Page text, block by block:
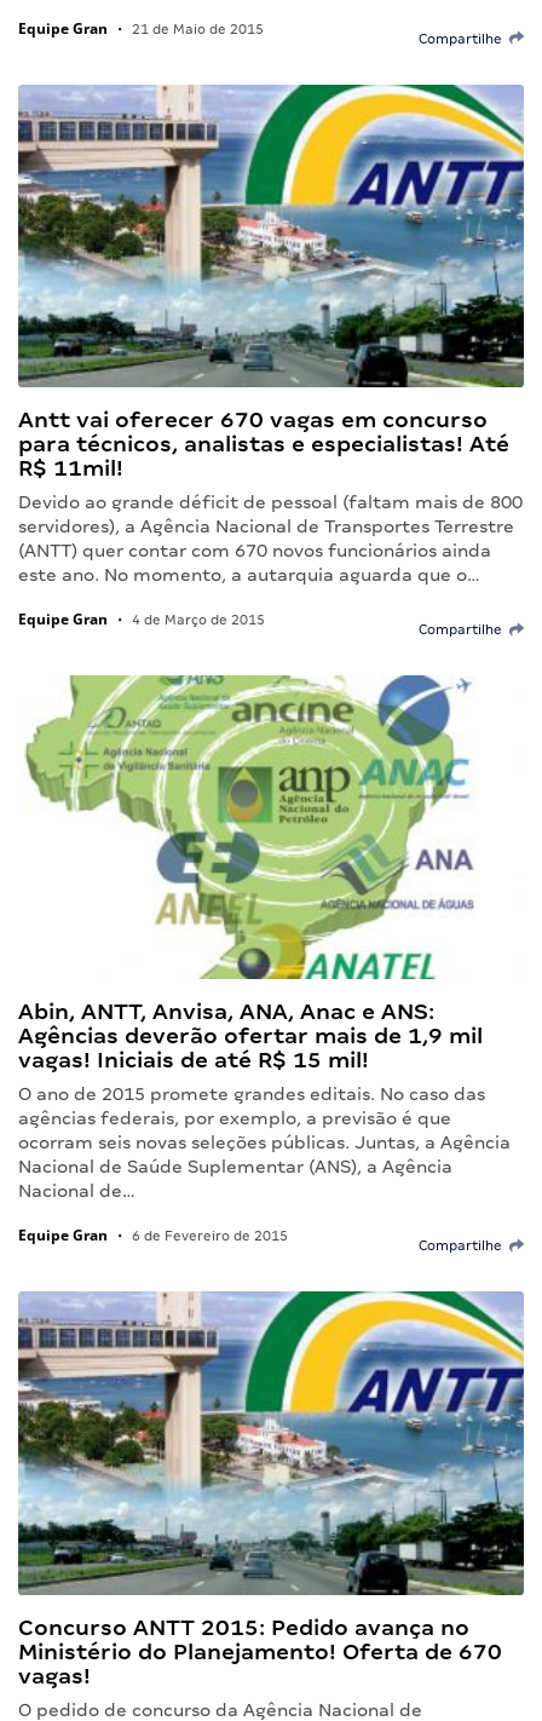
Equipe Gran • 21 de Maio de 2015
Compartilhe
Antt vai oferecer 670 vagas em concurso
para técnicos, analistas e especialistas! Até
R$ 11mil!
Devido ao grande déficit de pessoal (faltam mais de 800
servidores), a Agência Nacional de Transportes Terrestre
(ANTT) quer contar com 670 novos funcionários ainda
este ano. No momento, a autarquia aguarda que o…
Equipe Gran • 4 de Março de 2015
Compartilhe
Abin, ANTT, Anvisa, ANA, Anac e ANS:
Agências deverão ofertar mais de 1,9 mil
vagas! Iniciais de até R$ 15 mil!
O ano de 2015 promete grandes editais. No caso das
agências federais, por exemplo, a previsão é que
ocorram seis novas seleções públicas. Juntas, a Agência
Nacional de Saúde Suplementar (ANS), a Agência
Nacional de…
Equipe Gran • 6 de Fevereiro de 2015
Compartilhe
Concurso ANTT 2015: Pedido avança no
Ministério do Planejamento! Oferta de 670
vagas!
O pedido de concurso da Agência Nacional de